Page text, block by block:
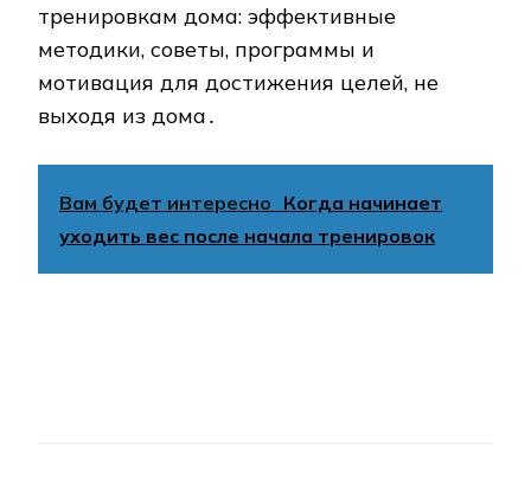
тренировкам дома: эффективные
методики‚ советы‚ программы и
мотивация для достижения целей‚ не
выходя из дома․
Вам будет интересно Когда начинает
уходить вес после начала тренировок